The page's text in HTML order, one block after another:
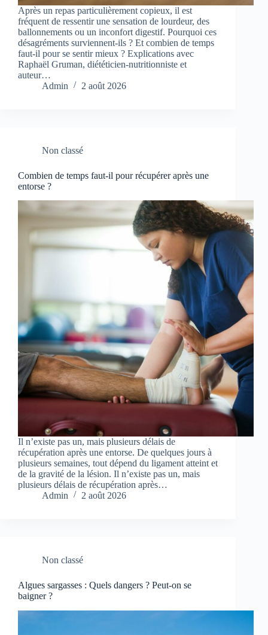
Après un repas particulièrement copieux, il est
fréquent de ressentir une sensation de lourdeur, des
ballonnements ou un inconfort digestif. Pourquoi ces
désagréments surviennent-ils ? Et combien de temps
faut-il pour se sentir mieux ? Explications avec
Raphaël Gruman, diététicien-nutritionniste et
auteur…
Admin
2 août 2026
Non classé
Combien de temps faut-il pour récupérer après une
entorse ?
Il n’existe pas un, mais plusieurs délais de
récupération après une entorse. De quelques jours à
plusieurs semaines, tout dépend du ligament atteint et
de la gravité de la lésion. Il n’existe pas un, mais
plusieurs délais de récupération après…
Admin
2 août 2026
Non classé
Algues sargasses : Quels dangers ? Peut-on se
baigner ?